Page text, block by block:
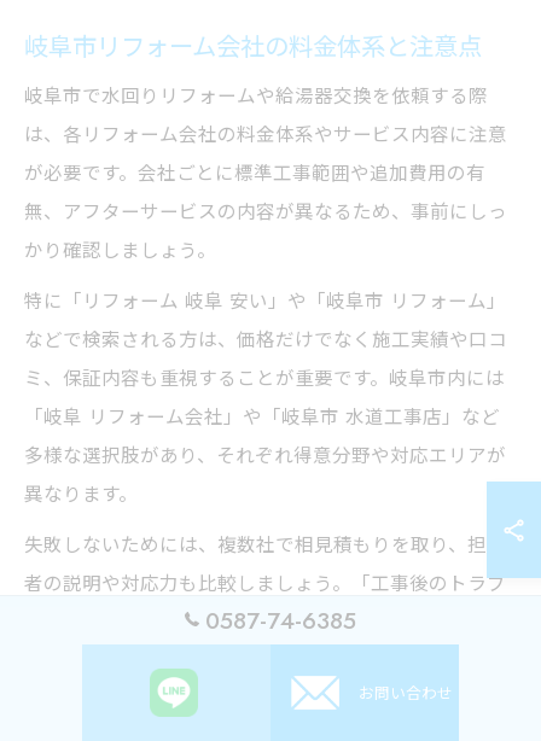
岐阜市リフォーム会社の料金体系と注意点
岐阜市で水回りリフォームや給湯器交換を依頼する際
は、各リフォーム会社の料金体系やサービス内容に注意
が必要です。会社ごとに標準工事範囲や追加費用の有
無、アフターサービスの内容が異なるため、事前にしっ
かり確認しましょう。
特に「リフォーム 岐阜 安い」や「岐阜市 リフォーム」
などで検索される方は、価格だけでなく施工実績や口コ
ミ、保証内容も重視することが重要です。岐阜市内には
「岐阜 リフォーム会社」や「岐阜市 水道工事店」など
多様な選択肢があり、それぞれ得意分野や対応エリアが
異なります。
失敗しないためには、複数社で相見積もりを取り、担当
者の説明や対応力も比較しましょう。「工事後のトラブ
ルや追加請求が心配」という方は、契約前に保証内容や
す。信頼できる会社を選ぶことで、安心して長く快適な
0587-74-6385
お問い合わせ